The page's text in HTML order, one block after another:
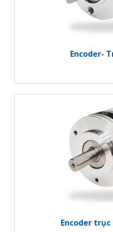
Encoder-
Encoder